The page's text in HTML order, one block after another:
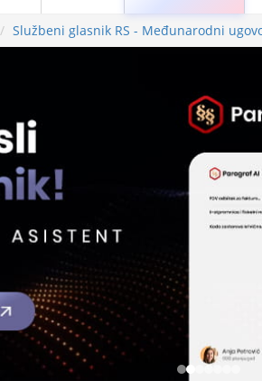
Službeni glasnik RS - Međunarodni